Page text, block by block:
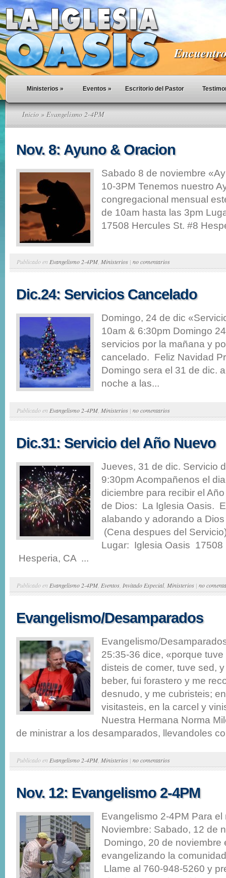
Ministerios » Eventos » Escritorio del Pastor
Inicio » Evangelismo 2-4PM
Nov. 8: Ayuno & Oracion
Sabado 8 de noviembre
10-3PM Tenemos nuestro
congregacional mensual
de 10am hasta las 3pm
17508 Hercules St. #8
Publicado en Evangelismo 2-4PM, Ministerios | no comentarios
Dic.24: Servicios Cancelado
Domingo, 24 de dic
10am & 6:30pm Domingo
servicios por la mañana y
cancelado. Feliz Navidad
Domingo sera el 31 de dic.
noche a las...
Publicado en Evangelismo 2-4PM, Ministerios | no comentarios
Dic.31: Servicio del Año Nuevo
Jueves, 31 de dic. Servicio
9:30pm Acompañenos el
diciembre para recibir el
de Dios: La Iglesia Oasis.
alabando y adorando a
(Cena despues del
Lugar: Iglesia Oasis 17508
Hesperia, CA ...
Publicado en Evangelismo 2-4PM, Eventos Invitado Especial, Ministerios | no
Evangelismo/Desamparados
Evangelismo/
25:35-36 dice, «porque
disteis de comer, tuve sed,
beber, fui forastero y me
desnudo, y me cubristeis;
visitasteis, en la carcel y
Nuestra Hermana Norma
de ministrar a los desamparados, llevandoles
Publicado en Evangelismo 2-4PM, Ministerios | no comentarios
Nov. 12: Evangelismo 2-4PM
Evangelismo 2-4PM Para el
Noviembre: Sabado, 12 de
Domingo, 20 de noviembre
evangelizando la
Llame al 760-948-5260 y